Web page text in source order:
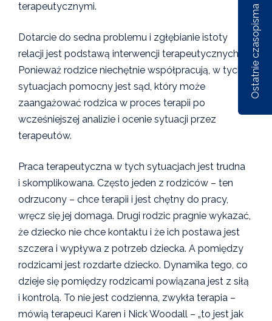
terapeutycznymi.
Dotarcie do sedna problemu i zgłębianie istoty
relacji jest podstawą interwencji terapeutycznych.
Ponieważ rodzice niechętnie współpracują, w tych
sytuacjach pomocny jest sąd, który może
zaangażować rodzica w proces terapii po
wcześniejszej analizie i ocenie sytuacji przez
terapeutów.
Praca terapeutyczna w tych sytuacjach jest trudna
i skomplikowana. Często jeden z rodziców – ten
odrzucony – chce terapii i jest chętny do pracy,
wręcz się jej domaga. Drugi rodzic pragnie wykazać,
że dziecko nie chce kontaktu i że ich postawa jest
szczera i wypływa z potrzeb dziecka. A pomiędzy
rodzicami jest rozdarte dziecko. Dynamika tego, co
dzieje się pomiędzy rodzicami powiązana jest z siłą
i kontrolą. To nie jest codzienna, zwykła terapia –
mówią terapeuci Karen i Nick Woodall – „to jest jak
Ostatnie czasopisma
Nr 1/162/2026 Nr 6/161/2025 Nr 5/